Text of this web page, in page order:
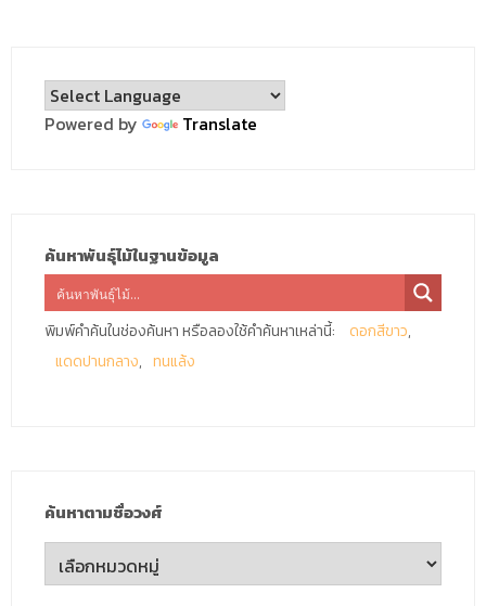
Powered by Translate
ค้นหาพันธุ์ไม้ในฐานข้อมูล
พิมพ์คำค้นในช่องค้นหา หรือลองใช้คำค้นหาเหล่านี้:
ดอกสีขาว
แดดปานกลาง
ทนแล้ง
ค้นหาตามชื่อวงศ์
ค้นหา
ตาม